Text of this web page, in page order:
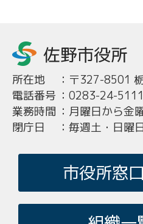
所在地 ： 〒327-8501
電話番号 ： 0283-24-
業務時間 ： 月曜日から金
閉庁日
： 毎週土・日曜
市役所窓